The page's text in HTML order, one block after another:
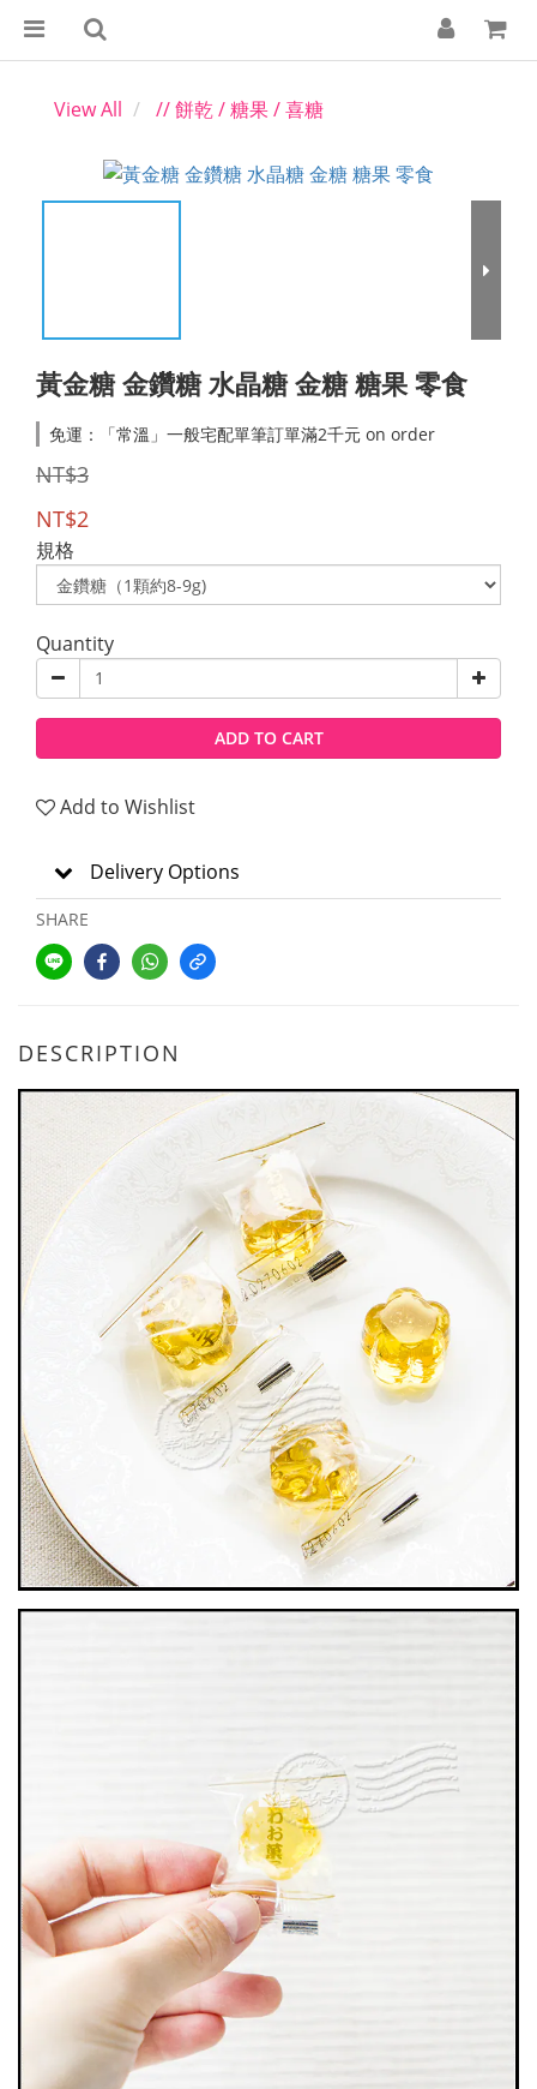
View All // 餅乾 / 糖果 / 喜糖
黃金糖 金鑽糖 水晶糖 金糖 糖果 零食
免運：「常溫」一般宅配單筆訂單滿2千元 on order
NT$3
NT$2
規格
Quantity
ADD TO CART
Add to Wishlist
Delivery Options
SHARE
DESCRIPTION